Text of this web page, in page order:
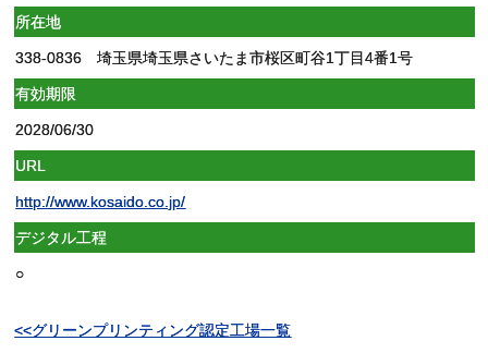
所在地
338-0836 埼玉県埼玉県さいたま市桜区町谷1丁目4番1号
有効期限
2028/06/30
URL
http://www.kosaido.co.jp/
デジタル工程
○
<<グリーンプリンティング認定工場一覧